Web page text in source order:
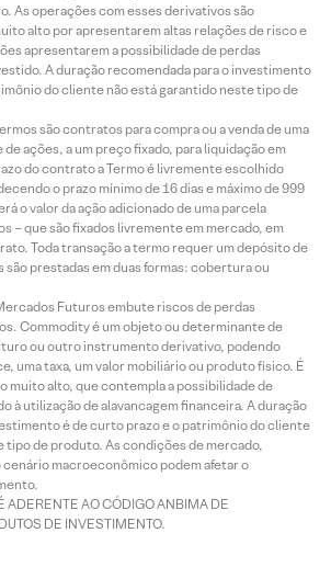
As operações com esses derivativos são
alto por apresentarem altas relações de risco e
apresentarem a possibilidade de perdas
A duração recomendada para o investimento
do cliente não está garantido neste tipo de
são contratos para compra ou a venda de uma
ações, a um preço fixado, para liquidação em
do contrato a Termo é livremente escolhido
o prazo mínimo de 16 dias e máximo de 999
o valor da ação adicionado de uma parcela
– que são fixados livremente em mercado, em
Toda transação a termo requer um depósito de
são prestadas em duas formas: cobertura ou
Futuros embute riscos de perdas
Commodity é um objeto ou determinante de
ou outro instrumento derivativo, podendo
uma taxa, um valor mobiliário ou produto físico. É
muito alto, que contempla a possibilidade de
à utilização de alavancagem financeira. A duração
é de curto prazo e o patrimônio do cliente
tipo de produto. As condições de mercado,
cenário macroeconômico podem afetar o
ADERENTE AO CÓDIGO ANBIMA DE
DE INVESTIMENTO.